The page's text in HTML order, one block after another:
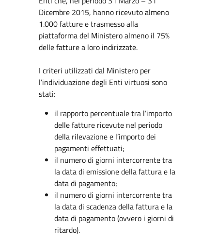
Dicembre 2015, hanno ricevuto almeno
1.000 fatture e trasmesso alla
piattaforma del Ministero almeno il 75%
delle fatture a loro indirizzate.
I criteri utilizzati dal Ministero per
l’individuazione degli Enti virtuosi sono
stati:
il rapporto percentuale tra l’importo
delle fatture ricevute nel periodo
della rilevazione e l’importo dei
pagamenti effettuati;
il numero di giorni intercorrente tra
la data di emissione della fattura e la
data di pagamento;
il numero di giorni intercorrente tra
la data di scadenza della fattura e la
data di pagamento (ovvero i giorni di
ritardo).